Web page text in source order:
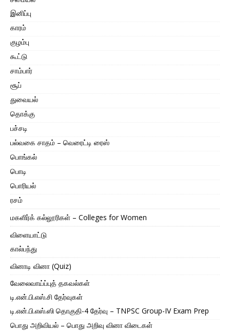
இனிப்பு
காரம்
குழம்பு
கூட்டு
சாம்பார்
சூப்
துவையல்
தொக்கு
பச்சடி
பல்வகை சாதம் – வெரைட்டி ரைஸ்
பொங்கல்
பொடி
பொரியல்
ரசம்
மகளிர்க் கல்லூரிகள் – Colleges for Women
விளையாட்டு
கால்பந்து
வினாடி வினா (Quiz)
வேலைவாய்ப்புத் தகவல்கள்
டி.என்.பி.எஸ்.சி தேர்வுகள்
டி.என்.பி.எஸ்.ஸி தொகுதி-4 தேர்வு – TNPSC Group-IV Exam Prep
பொது அறிவியல் – பொது அறிவு வினா விடைகள்